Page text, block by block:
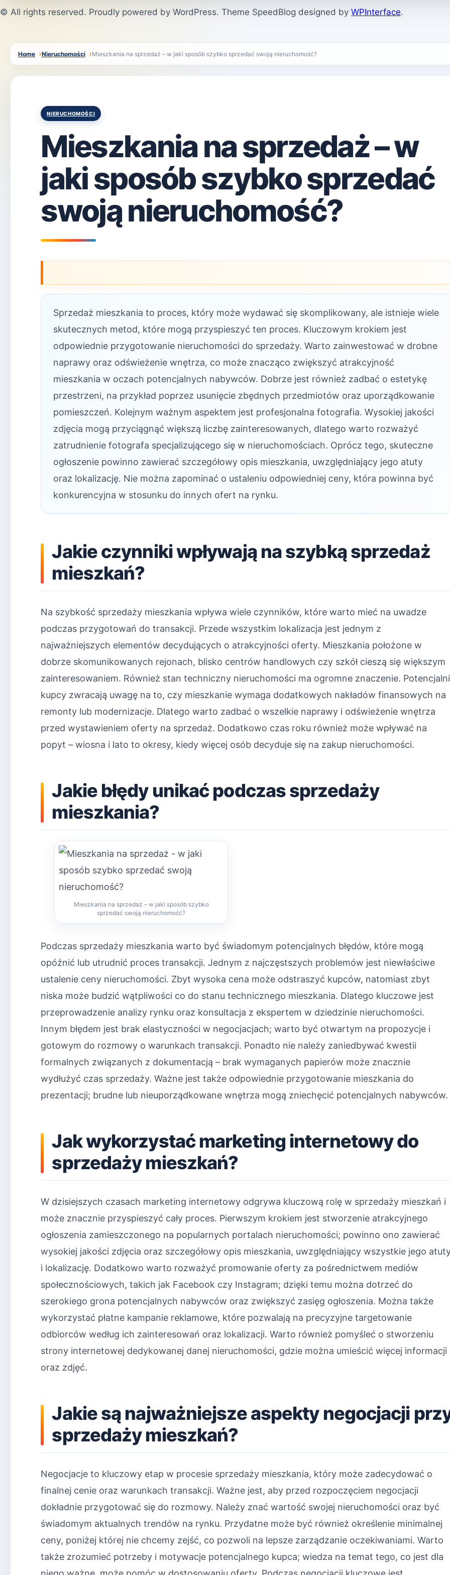
© All rights reserved. Proudly powered by WordPress. Theme SpeedBlog designed by WPInterface.
Home Nieruchomości Mieszkania na sprzedaż – w jaki sposób szybko sprzedać swoją nieruchomość?
Posted
NIERUCHOMOŚCI
Mieszkania na sprzedaż – w
jaki sposób szybko sprzedać
swoją nieruchomość?
Sprzedaż mieszkania to proces, który może wydawać się skomplikowany, ale istnieje wiele
skutecznych metod, które mogą przyspieszyć ten proces. Kluczowym krokiem jest
odpowiednie przygotowanie nieruchomości do sprzedaży. Warto zainwestować w drobne
naprawy oraz odświeżenie wnętrza, co może znacząco zwiększyć atrakcyjność
mieszkania w oczach potencjalnych nabywców. Dobrze jest również zadbać o estetykę
przestrzeni, na przykład poprzez usunięcie zbędnych przedmiotów oraz uporządkowanie
pomieszczeń. Kolejnym ważnym aspektem jest profesjonalna fotografia. Wysokiej jakości
zdjęcia mogą przyciągnąć większą liczbę zainteresowanych, dlatego warto rozważyć
zatrudnienie fotografa specjalizującego się w nieruchomościach. Oprócz tego, skuteczne
ogłoszenie powinno zawierać szczegółowy opis mieszkania, uwzględniający jego atuty
oraz lokalizację. Nie można zapominać o ustaleniu odpowiedniej ceny, która powinna być
konkurencyjna w stosunku do innych ofert na rynku.
Jakie czynniki wpływają na szybką sprzedaż
mieszkań?
Na szybkość sprzedaży mieszkania wpływa wiele czynników, które warto mieć na uwadze
podczas przygotowań do transakcji. Przede wszystkim lokalizacja jest jednym z
najważniejszych elementów decydujących o atrakcyjności oferty. Mieszkania położone w
dobrze skomunikowanych rejonach, blisko centrów handlowych czy szkół cieszą się większym
zainteresowaniem. Również stan techniczny nieruchomości ma ogromne znaczenie. Potencjalni
kupcy zwracają uwagę na to, czy mieszkanie wymaga dodatkowych nakładów finansowych na
remonty lub modernizacje. Dlatego warto zadbać o wszelkie naprawy i odświeżenie wnętrza
przed wystawieniem oferty na sprzedaż. Dodatkowo czas roku również może wpływać na
popyt – wiosna i lato to okresy, kiedy więcej osób decyduje się na zakup nieruchomości.
Jakie błędy unikać podczas sprzedaży
mieszkania?
Mieszkania na sprzedaż – w jaki sposób szybko
sprzedać swoją nieruchomość?
Podczas sprzedaży mieszkania warto być świadomym potencjalnych błędów, które mogą
opóźnić lub utrudnić proces transakcji. Jednym z najczęstszych problemów jest niewłaściwe
ustalenie ceny nieruchomości. Zbyt wysoka cena może odstraszyć kupców, natomiast zbyt
niska może budzić wątpliwości co do stanu technicznego mieszkania. Dlatego kluczowe jest
przeprowadzenie analizy rynku oraz konsultacja z ekspertem w dziedzinie nieruchomości.
Innym błędem jest brak elastyczności w negocjacjach; warto być otwartym na propozycje i
gotowym do rozmowy o warunkach transakcji. Ponadto nie należy zaniedbywać kwestii
formalnych związanych z dokumentacją – brak wymaganych papierów może znacznie
wydłużyć czas sprzedaży. Ważne jest także odpowiednie przygotowanie mieszkania do
prezentacji; brudne lub nieuporządkowane wnętrza mogą zniechęcić potencjalnych nabywców.
Jak wykorzystać marketing internetowy do
sprzedaży mieszkań?
W dzisiejszych czasach marketing internetowy odgrywa kluczową rolę w sprzedaży mieszkań i
może znacznie przyspieszyć cały proces. Pierwszym krokiem jest stworzenie atrakcyjnego
ogłoszenia zamieszczonego na popularnych portalach nieruchomości; powinno ono zawierać
wysokiej jakości zdjęcia oraz szczegółowy opis mieszkania, uwzględniający wszystkie jego
i lokalizację. Dodatkowo warto rozważyć promowanie oferty za pośrednictwem mediów
społecznościowych, takich jak Facebook czy Instagram; dzięki temu można dotrzeć do
szerokiego grona potencjalnych nabywców oraz zwiększyć zasięg ogłoszenia. Można także
wykorzystać płatne kampanie reklamowe, które pozwalają na precyzyjne targetowanie
odbiorców według ich zainteresowań oraz lokalizacji. Warto również pomyśleć o stworzeniu
strony internetowej dedykowanej danej nieruchomości, gdzie można umieścić więcej informacji
oraz zdjęć.
Jakie są najważniejsze aspekty negocjacji
sprzedaży mieszkań?
Negocjacje to kluczowy etap w procesie sprzedaży mieszkania, który może zadecydować o
finalnej cenie oraz warunkach transakcji. Ważne jest, aby przed rozpoczęciem negocjacji
dokładnie przygotować się do rozmowy. Należy znać wartość swojej nieruchomości oraz być
świadomym aktualnych trendów na rynku. Przydatne może być również określenie minimalnej
ceny, poniżej której nie chcemy zejść, co pozwoli na lepsze zarządzanie oczekiwaniami. Warto
także zrozumieć potrzeby i motywacje potencjalnego kupca; wiedza na temat tego, co jest dla